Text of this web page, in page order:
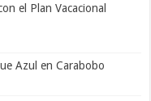
el Plan Vacacional
Azul en Carabobo